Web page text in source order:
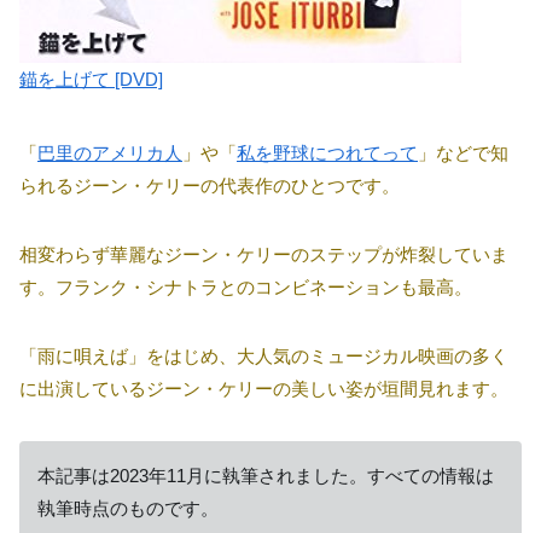
錨を上げて [DVD]
「巴里のアメリカ人 」や「私を野球につれてって 」などで知
られるジーン・ケリーの代表作のひとつです。
相変わらず華麗なジーン・ケリーのステップが炸裂していま
す。フランク・シナトラとのコンビネーションも最高。
「雨に唄えば」をはじめ、大人気のミュージカル映画の多く
に出演しているジーン・ケリーの美しい姿が垣間見れます。
本記事は2023年11月に執筆されました。すべての情報は
執筆時点のものです。